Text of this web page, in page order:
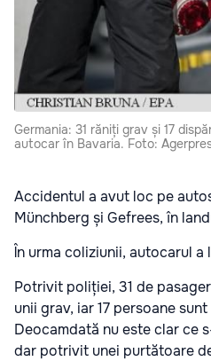
Germania: 31 răniți grav și 17
autocar în Bavaria. Foto:
Accidentul a avut loc pe
Münchberg și Gefrees, în
În urma coliziunii, autocarul
Potrivit poliției, 31 de
unii grav, iar 17 persoane
Deocamdată nu este clar ce
dar potrivit unei purtătoare